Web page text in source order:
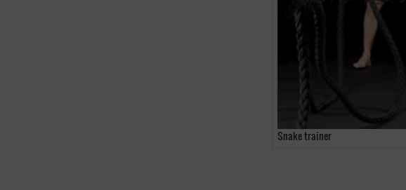
Snake trainer